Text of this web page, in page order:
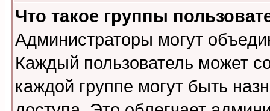
Что такое группы
Администраторы могут
Каждый пользователь может
каждой группе могут быть